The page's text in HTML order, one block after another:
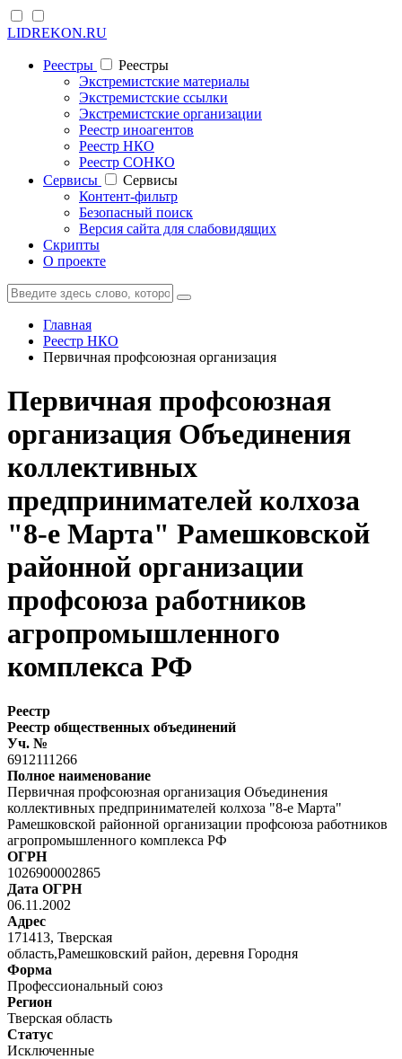
LIDREKON.RU
Реестры
Реестры
Экстремистские материалы
Экстремистские ссылки
Экстремистские организации
Реестр иноагентов
Реестр НКО
Реестр СОНКО
Cервисы
Cервисы
Контент-фильтр
Безопасный поиск
Версия сайта для слабовидящих
Скрипты
О проекте
Главная
Реестр НКО
Первичная профсоюзная организация
Первичная профсоюзная
организация Объединения
коллективных
предпринимателей колхоза
"8-е Марта" Рамешковской
районной организации
профсоюза работников
агропромышленного
комплекса РФ
Реестр
Реестр общественных объединений
Уч. №
6912111266
Полное наименование
Первичная профсоюзная организация Объединения
коллективных предпринимателей колхоза "8-е Марта"
Рамешковской районной организации профсоюза работников
агропромышленного комплекса РФ
ОГРН
1026900002865
Дата ОГРН
06.11.2002
Адрес
171413, Тверская
область,Рамешковский район, деревня Городня
Форма
Профессиональный союз
Регион
Тверская область
Статус
Исключенные